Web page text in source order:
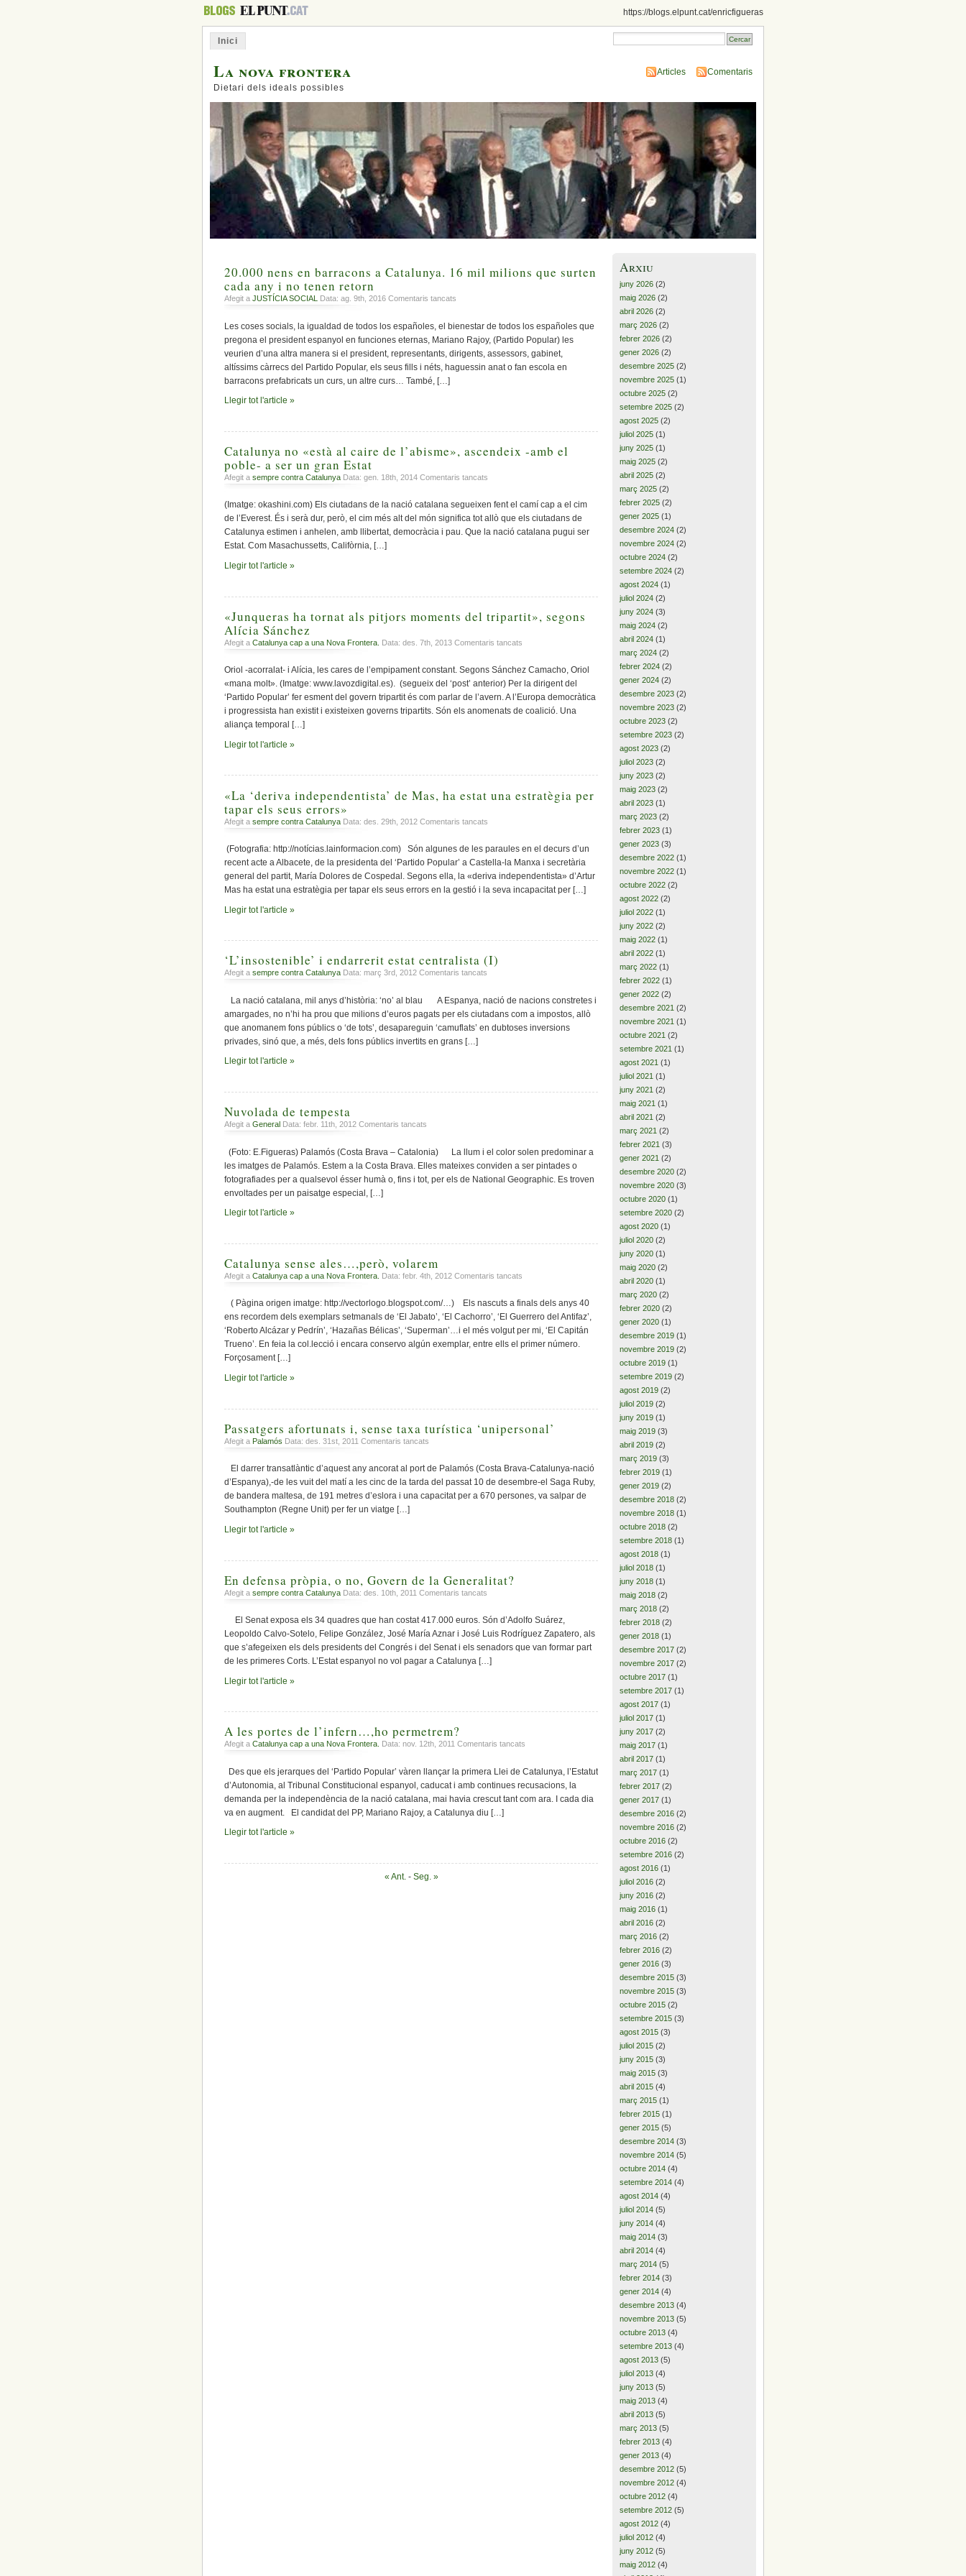
https://blogs.elpunt.cat/enricfigueras
Inici
La nova frontera
Dietari dels ideals possibles
Articles Comentaris
20.000 nens en barracons a Catalunya. 16 mil milions que surten
cada any i no tenen retorn
Afegit a JUSTÍCIA SOCIAL Data: ag. 9th, 2016 Comentaris tancats
barracons
a
Catalunya.
surten
any
no
retorn
Les coses socials, la igualdad de todos los españoles, el bienestar de todos los españoles que
pregona el president espanyol en funciones eternas, Mariano Rajoy, (Partido Popular) les
veurien d’una altra manera si el president, representants, dirigents, assessors, gabinet,
altíssims càrrecs del Partido Popular, els seus fills i néts, haguessin anat o fan escola en
barracons prefabricats un curs, un altre curs… També, […]
Llegir tot l'article »
Catalunya no «està al caire de l’abisme», ascendeix -amb el
poble- a ser un gran Estat
Afegit a sempre contra Catalunya Data: gen. 18th, 2014 Comentaris tancats
no
«està
caire
amb
poble-
ser
gran
Estat
(Imatge: okashini.com) Els ciutadans de la nació catalana segueixen fent el camí cap a el cim
de l’Everest. És i serà dur, però, el cim més alt del món significa tot allò que els ciutadans de
Catalunya estimen i anhelen, amb llibertat, democràcia i pau. Que la nació catalana pugui ser
Estat. Com Masachussetts, Califòrnia, […]
Llegir tot l'article »
«Junqueras ha tornat als pitjors moments del tripartit», segons
Alícia Sánchez
Afegit a Catalunya cap a una Nova Frontera. Data: des. 7th, 2013 Comentaris tancats
ha
tornat
pitjors
moments
Sánchez
Oriol -acorralat- i Alícia, les cares de l’empipament constant. Segons Sánchez Camacho, Oriol
«mana molt». (Imatge: www.lavozdigital.es). (segueix del ‘post’ anterior) Per la dirigent del
‘Partido Popular’ fer esment del govern tripartit és com parlar de l’avern. A l’Europa democràtica
i progressista han existit i existeixen governs tripartits. Són els anomenats de coalició. Una
aliança temporal […]
Llegir tot l'article »
«La ‘deriva independentista’ de Mas, ha estat una estratègia per
tapar els seus errors»
Afegit a sempre contra Catalunya Data: des. 29th, 2012 Comentaris tancats
‘deriva
independentista’
Mas,
ha
per
tapar
els
(Fotografia: http://notícias.lainformacion.com) Són algunes de les paraules en el decurs d’un
recent acte a Albacete, de la presidenta del ‘Partido Popular’ a Castella-la Manxa i secretària
general del partit, María Dolores de Cospedal. Segons ella, la «deriva independentista» d’Artur
Mas ha estat una estratègia per tapar els seus errors en la gestió i la seva incapacitat per […]
Llegir tot l'article »
‘L’insostenible’ i endarrerit estat centralista (I)
Afegit a sempre contra Catalunya Data: març 3rd, 2012 Comentaris tancats
centralista
La nació catalana, mil anys d’història: ‘no’ al blau A Espanya, nació de nacions constretes i
amargades, no n’hi ha prou que milions d’euros pagats per els ciutadans com a impostos, allò
que anomanem fons públics o ‘de tots’, desapareguin ‘camuflats’ en dubtoses inversions
privades, sinó que, a més, dels fons públics invertits en grans […]
Llegir tot l'article »
Nuvolada de tempesta
Afegit a General Data: febr. 11th, 2012 Comentaris tancats
de
(Foto: E.Figueras) Palamós (Costa Brava – Catalonia) La llum i el color solen predominar a
les imatges de Palamós. Estem a la Costa Brava. Elles mateixes conviden a ser pintades o
fotografiades per a qualsevol ésser humà o, fins i tot, per els de National Geographic. Es troven
envoltades per un paisatge especial, […]
Llegir tot l'article »
Catalunya sense ales…,però, volarem
Afegit a Catalunya cap a una Nova Frontera. Data: febr. 4th, 2012 Comentaris tancats
sense
ales…,però,
( Pàgina origen imatge: http://vectorlogo.blogspot.com/…) Els nascuts a finals dels anys 40
ens recordem dels exemplars setmanals de ‘El Jabato’, ‘El Cachorro’, ‘El Guerrero del Antifaz’,
‘Roberto Alcázar y Pedrín’, ‘Hazañas Bélicas’, ‘Superman’…i el més volgut per mi, ‘El Capitán
Trueno’. En feia la col.lecció i encara conservo algún exemplar, entre ells el primer número.
Forçosament […]
Llegir tot l'article »
Passatgers afortunats i, sense taxa turística ‘unipersonal’
Afegit a Palamós Data: des. 31st, 2011 Comentaris tancats
afortunats
sense
taxa
El darrer transatlàntic d’aquest any ancorat al port de Palamós (Costa Brava-Catalunya-nació
d’Espanya),-de les vuit del matí a les cinc de la tarda del passat 10 de desembre-el Saga Ruby,
de bandera maltesa, de 191 metres d’eslora i una capacitat per a 670 persones, va salpar de
Southampton (Regne Unit) per fer un viatge […]
Llegir tot l'article »
En defensa pròpia, o no, Govern de la Generalitat?
Afegit a sempre contra Catalunya Data: des. 10th, 2011 Comentaris tancats
defensa
pròpia,
no,
Govern
El Senat exposa els 34 quadres que han costat 417.000 euros. Són d’Adolfo Suárez,
Leopoldo Calvo-Sotelo, Felipe González, José María Aznar i José Luis Rodríguez Zapatero, als
que s’afegeixen els dels presidents del Congrés i del Senat i els senadors que van formar part
de les primeres Corts. L’Estat espanyol no vol pagar a Catalunya […]
Llegir tot l'article »
A les portes de l’infern…,ho permetrem?
Afegit a Catalunya cap a una Nova Frontera. Data: nov. 12th, 2011 Comentaris tancats
les
l’infern…,ho
Des que els jerarques del ‘Partido Popular’ vàren llançar la primera Llei de Catalunya, l’Estatut
d’Autonomia, al Tribunal Constitucional espanyol, caducat i amb continues recusacions, la
demanda per la independència de la nació catalana, mai havia crescut tant com ara. I cada dia
va en augment. El candidat del PP, Mariano Rajoy, a Catalunya diu […]
Llegir tot l'article »
« Ant. - Seg. »
Arxiu
juny 2026 (2)
maig 2026 (2)
abril 2026 (2)
març 2026 (2)
febrer 2026 (2)
gener 2026 (2)
desembre 2025 (2)
novembre 2025 (1)
octubre 2025 (2)
setembre 2025 (2)
agost 2025 (2)
juliol 2025 (1)
juny 2025 (1)
maig 2025 (2)
abril 2025 (2)
març 2025 (2)
febrer 2025 (2)
gener 2025 (1)
desembre 2024 (2)
novembre 2024 (2)
octubre 2024 (2)
setembre 2024 (2)
agost 2024 (1)
juliol 2024 (2)
juny 2024 (3)
maig 2024 (2)
abril 2024 (1)
març 2024 (2)
febrer 2024 (2)
gener 2024 (2)
desembre 2023 (2)
novembre 2023 (2)
octubre 2023 (2)
setembre 2023 (2)
agost 2023 (2)
juliol 2023 (2)
juny 2023 (2)
maig 2023 (2)
abril 2023 (1)
març 2023 (2)
febrer 2023 (1)
gener 2023 (3)
desembre 2022 (1)
novembre 2022 (1)
octubre 2022 (2)
agost 2022 (2)
juliol 2022 (1)
juny 2022 (2)
maig 2022 (1)
abril 2022 (1)
març 2022 (1)
febrer 2022 (1)
gener 2022 (2)
desembre 2021 (2)
novembre 2021 (1)
octubre 2021 (2)
setembre 2021 (1)
agost 2021 (1)
juliol 2021 (1)
juny 2021 (2)
maig 2021 (1)
abril 2021 (2)
març 2021 (2)
febrer 2021 (3)
gener 2021 (2)
desembre 2020 (2)
novembre 2020 (3)
octubre 2020 (1)
setembre 2020 (2)
agost 2020 (1)
juliol 2020 (2)
juny 2020 (1)
maig 2020 (2)
abril 2020 (1)
març 2020 (2)
febrer 2020 (2)
gener 2020 (1)
desembre 2019 (1)
novembre 2019 (2)
octubre 2019 (1)
setembre 2019 (2)
agost 2019 (2)
juliol 2019 (2)
juny 2019 (1)
maig 2019 (3)
abril 2019 (2)
març 2019 (3)
febrer 2019 (1)
gener 2019 (2)
desembre 2018 (2)
novembre 2018 (1)
octubre 2018 (2)
setembre 2018 (1)
agost 2018 (1)
juliol 2018 (1)
juny 2018 (1)
maig 2018 (2)
març 2018 (2)
febrer 2018 (2)
gener 2018 (1)
desembre 2017 (2)
novembre 2017 (2)
octubre 2017 (1)
setembre 2017 (1)
agost 2017 (1)
juliol 2017 (1)
juny 2017 (2)
maig 2017 (1)
abril 2017 (1)
març 2017 (1)
febrer 2017 (2)
gener 2017 (1)
desembre 2016 (2)
novembre 2016 (2)
octubre 2016 (2)
setembre 2016 (2)
agost 2016 (1)
juliol 2016 (2)
juny 2016 (2)
maig 2016 (1)
abril 2016 (2)
març 2016 (2)
febrer 2016 (2)
gener 2016 (3)
desembre 2015 (3)
novembre 2015 (3)
octubre 2015 (2)
setembre 2015 (3)
agost 2015 (3)
juliol 2015 (2)
juny 2015 (3)
maig 2015 (3)
abril 2015 (4)
març 2015 (1)
febrer 2015 (1)
gener 2015 (5)
desembre 2014 (3)
novembre 2014 (5)
octubre 2014 (4)
setembre 2014 (4)
agost 2014 (4)
juliol 2014 (5)
juny 2014 (4)
maig 2014 (3)
abril 2014 (4)
març 2014 (5)
febrer 2014 (3)
gener 2014 (4)
desembre 2013 (4)
novembre 2013 (5)
octubre 2013 (4)
setembre 2013 (4)
agost 2013 (5)
juliol 2013 (4)
juny 2013 (5)
maig 2013 (4)
abril 2013 (5)
març 2013 (5)
febrer 2013 (4)
gener 2013 (4)
desembre 2012 (5)
novembre 2012 (4)
octubre 2012 (4)
setembre 2012 (5)
agost 2012 (4)
juliol 2012 (4)
juny 2012 (5)
maig 2012 (4)